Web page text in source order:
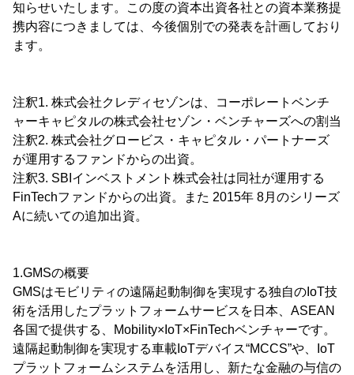
知らせいたします。この度の資本出資各社との資本業務提
携内容につきましては、今後個別での発表を計画しており
ます。
注釈1. 株式会社クレディセゾンは、コーポレートベンチ
ャーキャピタルの株式会社セゾン・ベンチャーズへの割当
注釈2. 株式会社グロービス・キャピタル・パートナーズ
が運用するファンドからの出資。
注釈3. SBIインベストメント株式会社は同社が運用する
FinTechファンドからの出資。また 2015年 8月のシリーズ
Aに続いての追加出資。
1.GMSの概要
GMSはモビリティの遠隔起動制御を実現する独自のIoT技
術を活用したプラットフォームサービスを日本、ASEAN
各国で提供する、Mobility×IoT×FinTechベンチャーです。
遠隔起動制御を実現する車載IoTデバイス“MCCS”や、IoT
プラットフォームシステムを活用し、新たな金融の与信の